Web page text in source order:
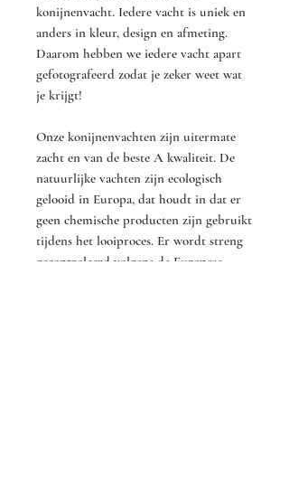
konijnenvacht. Iedere vacht is uniek en
anders in kleur, design en afmeting.
Daarom hebben we iedere vacht apart
gefotografeerd zodat je zeker weet wat
je krijgt!
Onze konijnenvachten zijn uitermate
zacht en van de beste A kwaliteit. De
natuurlijke vachten zijn ecologisch
gelooid in Europa, dat houdt in dat er
geen chemische producten zijn gebruikt
tijdens het looiproces. Er wordt streng
gecontroleerd volgens de Europese